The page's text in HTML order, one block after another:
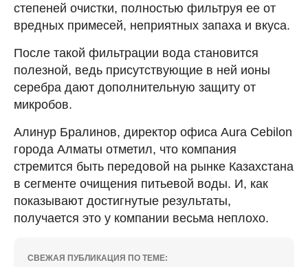
степеней очистки, полностью фильтруя ее от
вредных примесей, неприятных запаха и вкуса.
После такой фильтрации вода становится
полезной, ведь присутствующие в ней ионы
серебра дают дополнительную защиту от
микробов.
Алинур Бралинов, директор офиса Aura Cebilon
города Алматы отметил, что компания
стремится быть передовой на рынке Казахстана
в сегменте очищения питьевой воды. И, как
показывают достигнутые результаты,
получается это у компании весьма неплохо.
СВЕЖАЯ ПУБЛИКАЦИЯ ПО ТЕМЕ: